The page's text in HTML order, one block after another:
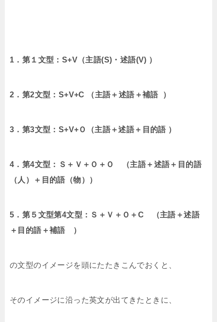
1．第１文型：S+V（主語(S)・述語(V) ）
2．第2文型：S+V+C （主語＋述語＋補語 ）
3．第3文型：S+V+Ｏ（主語＋述語＋目的語 ）
4．第4文型：Ｓ＋Ｖ＋Ｏ＋Ｏ （主語＋述語＋目的語
（人）＋目的語（物））
5．第５文型第4文型：Ｓ＋Ｖ＋Ｏ＋C （主語＋述語
＋目的語＋補語 ）
の文型のイメージを頭にたたきこんでおくと、
そのイメージに沿った英文が出てきたときに、